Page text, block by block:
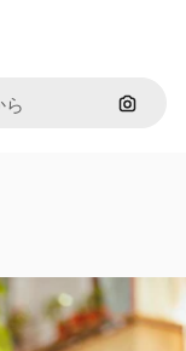
画像で